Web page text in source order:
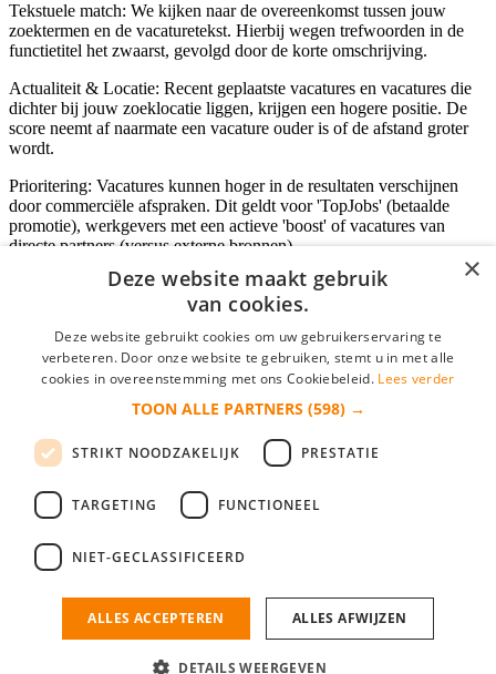
Tekstuele match: We kijken naar de overeenkomst tussen jouw
zoektermen en de vacaturetekst. Hierbij wegen trefwoorden in de
functietitel het zwaarst, gevolgd door de korte omschrijving.
Actualiteit & Locatie: Recent geplaatste vacatures en vacatures die
dichter bij jouw zoeklocatie liggen, krijgen een hogere positie. De
score neemt af naarmate een vacature ouder is of de afstand groter
wordt.
Prioritering: Vacatures kunnen hoger in de resultaten verschijnen
door commerciële afspraken. Dit geldt voor 'TopJobs' (betaalde
promotie), werkgevers met een actieve 'boost' of vacatures van
directe partners (versus externe bronnen).
Inloggen als bedrijf
*
login gegevens onthouden
login
Bedrijf aanmelden
nieuwe collega/werknemer zo gevonden!
×
Deze website maakt gebruik
van cookies.
Deze website gebruikt cookies om uw gebruikerservaring te
verbeteren. Door onze website te gebruiken, stemt u in met alle
cookies in overeenstemming met ons Cookiebeleid. Lees verder
TOON ALLE PARTNERS (598) →
STRIKT NOODZAKELIJK PRESTATIE
TARGETING FUNCTIONEEL
NIET-GECLASSIFICEERD
ALLES ACCEPTEREN ALLES AFWIJZEN
DETAILS WEERGEVEN